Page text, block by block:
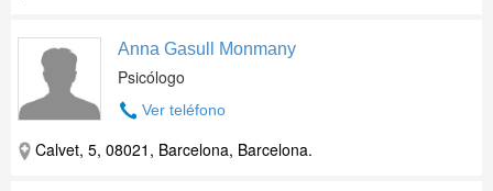
Anna Gasull Monmany
Psicólogo
Ver teléfono
Calvet, 5, 08021, Barcelona, Barcelona.